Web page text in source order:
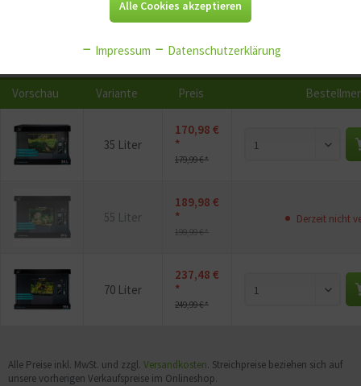
4043366010111
Mindestabnahme:
1
Vorschau Variante Preis
35 Liter
170,98 €
*
179,99 € *
55 Liter
189,98 €
*
199,99 € *
Derzeit nicht
70 Liter
237,48 €
*
249,99 € *
Alle Preise inkl. MwSt. und zzgl. Versandkosten. Streichpreise beziehen sich auf
unsere vorherigen Verkaufspreise im Onlineshop.
Service Aktiv
Sonstige
Alle Cookies akzeptieren
Impressum Datenschutzerklärung